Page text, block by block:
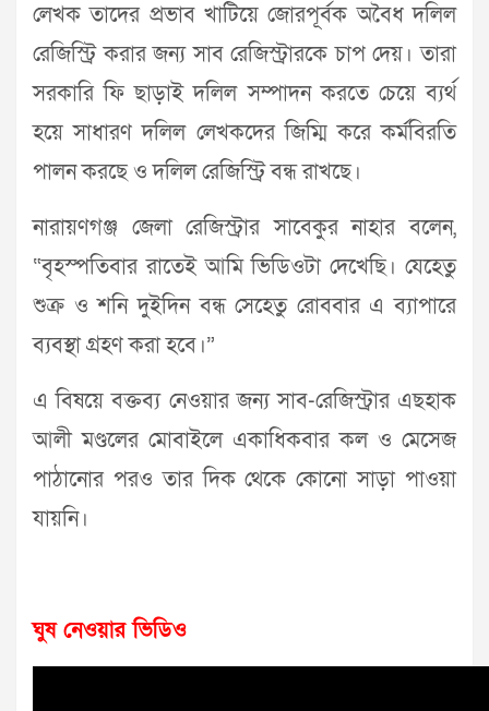
লেখক তাদের প্রভাব খাটিয়ে জোরপূর্বক অবৈধ দলিল
রেজিস্ট্রি করার জন্য সাব রেজিস্ট্রারকে চাপ দেয়। তারা
সরকারি ফি ছাড়াই দলিল সম্পাদন করতে চেয়ে ব্যর্থ
হয়ে সাধারণ দলিল লেখকদের জিম্মি করে কর্মবিরতি
পালন করছে ও দলিল রেজিস্ট্রি বন্ধ রাখছে।
নারায়ণগঞ্জ জেলা রেজিস্ট্রার সাবেকুর নাহার বলেন,
“বৃহস্পতিবার রাতেই আমি ভিডিওটা দেখেছি। যেহেতু
শুক্র ও শনি দুইদিন বন্ধ সেহেতু রোববার এ ব্যাপারে
ব্যবস্থা গ্রহণ করা হবে।”
এ বিষয়ে বক্তব্য নেওয়ার জন্য সাব-রেজিস্ট্রার এছহাক
আলী মণ্ডলের মোবাইলে একাধিকবার কল ও মেসেজ
পাঠানোর পরও তার দিক থেকে কোনো সাড়া পাওয়া
যায়নি।
ঘুষ নেওয়ার ভিডিও